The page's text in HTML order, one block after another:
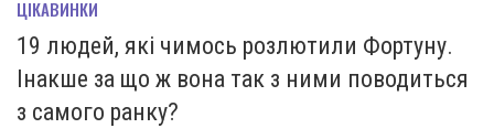
ЦІКАВИНКИ
19 людей, які чимось розлютили Фортуну.
Інакше за що ж вона так з ними поводиться
з самого ранку?